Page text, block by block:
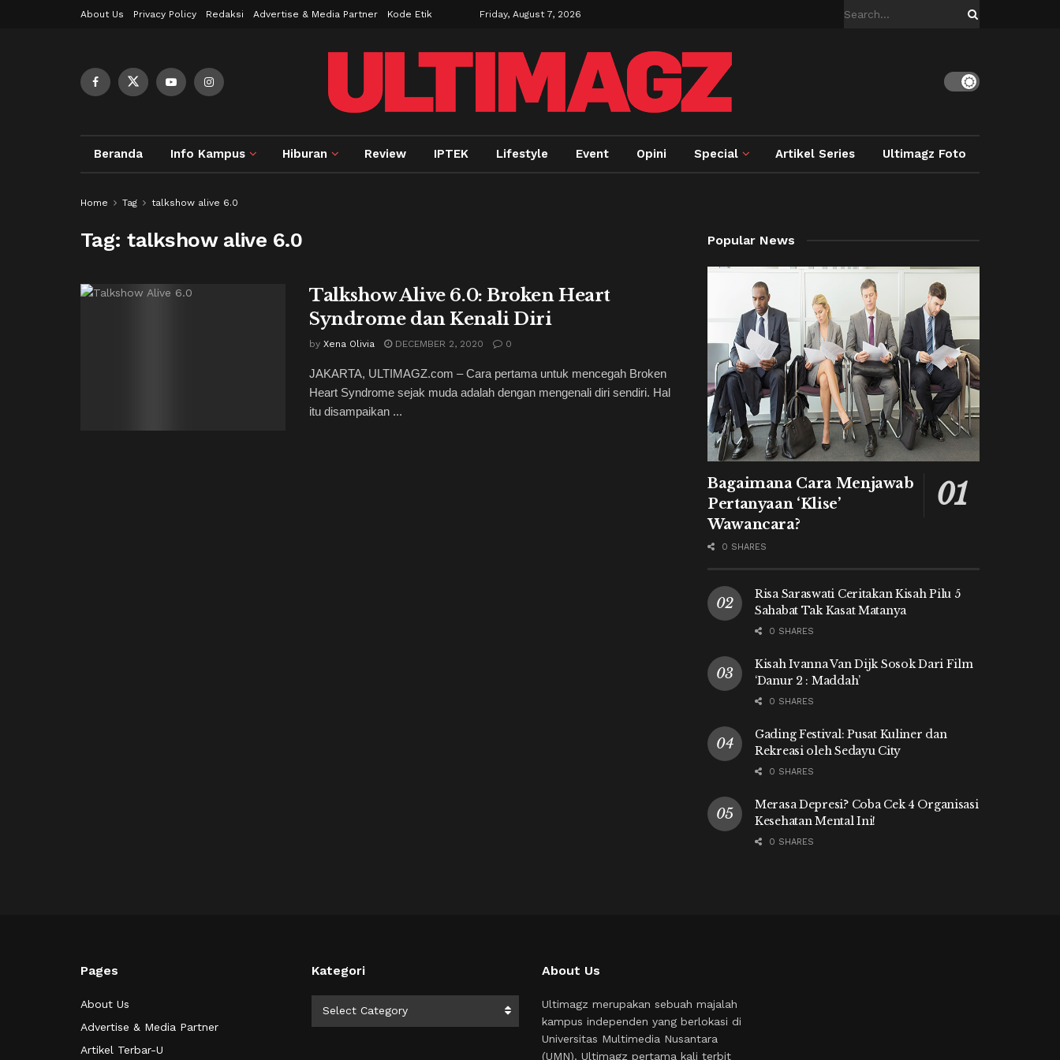
About Us Privacy Policy Redaksi Advertise & Media Partner Kode Etik Friday, August 7, 2026
Beranda Info Kampus Hiburan Review IPTEK Lifestyle Event Opini Special Artikel Series Ultimagz Foto
Home Tag talkshow alive 6.0
Tag:talkshow alive 6.0
Talkshow Alive 6.0: Broken Heart
Syndrome dan Kenali Diri
by Xena Olivia DECEMBER 2, 2020 0
JAKARTA, ULTIMAGZ.com – Cara pertama untuk mencegah Broken
Heart Syndrome sejak muda adalah dengan mengenali diri sendiri. Hal
itu disampaikan ...
Popular News
Bagaimana Cara Menjawab
Pertanyaan ‘Klise’
Wawancara?
0 SHARES
Risa Saraswati Ceritakan Kisah Pilu 5
Sahabat Tak Kasat Matanya
0 SHARES
Kisah Ivanna Van Dijk Sosok Dari Film
‘Danur 2 : Maddah’
0 SHARES
Gading Festival: Pusat Kuliner dan
Rekreasi oleh Sedayu City
0 SHARES
Merasa Depresi? Coba Cek 4 Organisasi
Kesehatan Mental Ini!
0 SHARES
Pages
About Us
Advertise & Media Partner
Artikel Terbar-U
Kategori
Select Category
About Us
Ultimagz merupakan sebuah majalah
kampus independen yang berlokasi di
Universitas Multimedia Nusantara
(UMN). Ultimagz pertama kali terbit